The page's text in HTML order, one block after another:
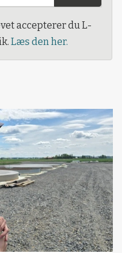
accepterer du L-
Læs den her.